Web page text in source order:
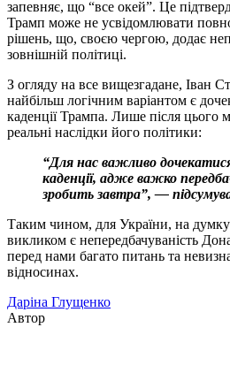
запевняє, що “все окей”. Це
Трамп може не усвідомлювати
рішень, що, своєю чергою, додає
зовнішній політиці.
З огляду на все вищезгадане, Іван
найбільш логічним варіантом є
каденції Трампа. Лише після цього
реальні наслідки його політики:
“Для нас важливо
каденції, адже важко
зробить завтра”, —
Таким чином, для України, на
викликом є непередбачуваність
перед нами багато питань та
відносинах.
Даріна Глущенко
Автор